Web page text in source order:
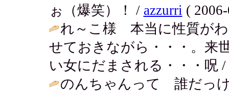
ぉ（爆笑）！ / azzurri (
れ～こ様 本当に性質が
せておきながら・・・。来
い女にだまされる・・・呪 /
のんちゃんって 誰だっけ